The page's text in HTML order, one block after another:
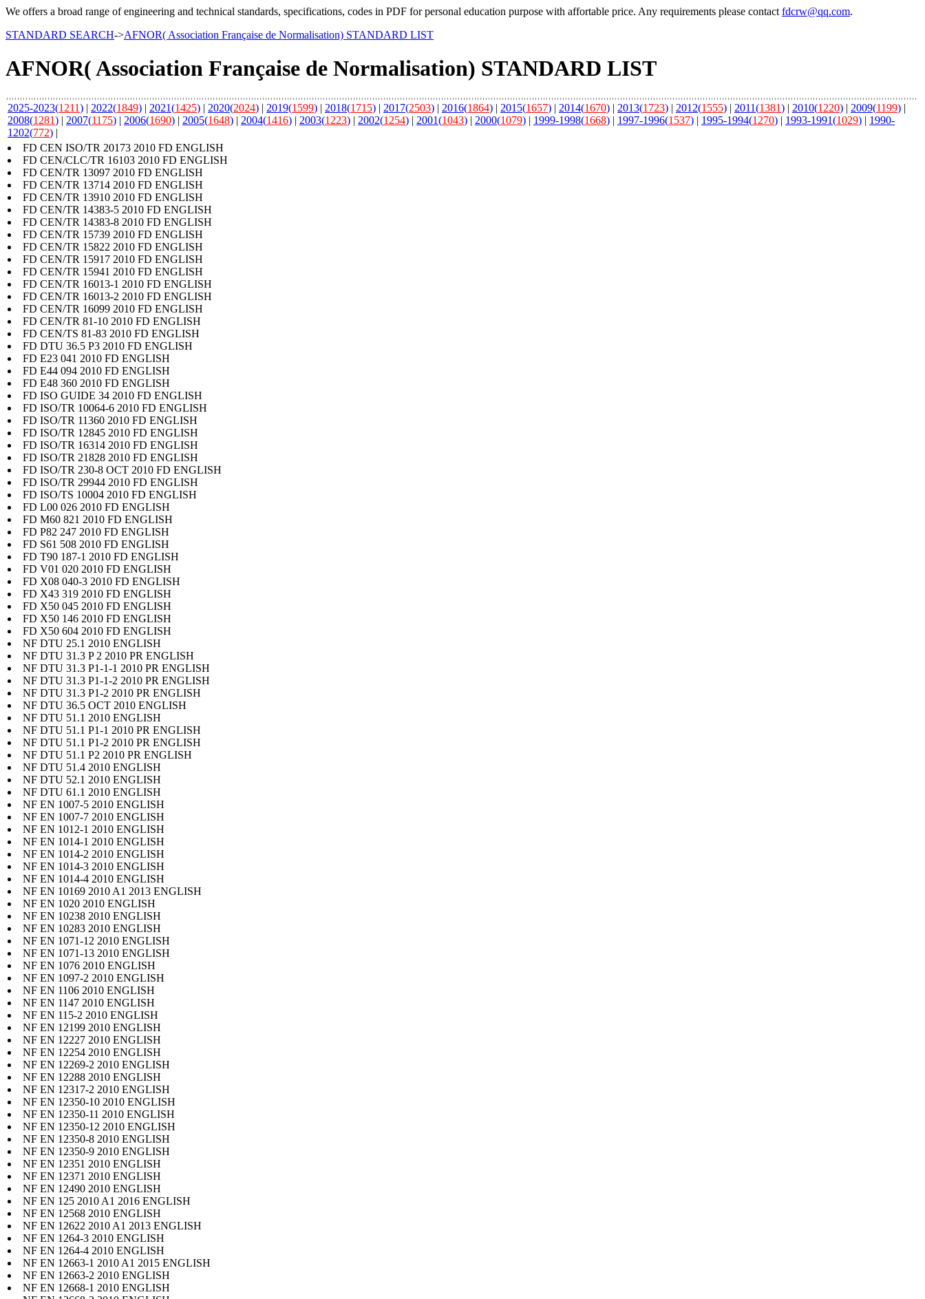
We offers a broad range of engineering and technical standards, specifications, codes in PDF for personal education purpose with affortable price. Any requirements please contact fdcrw@qq.com.
STANDARD SEARCH->AFNOR( Association Française de Normalisation) STANDARD LIST
AFNOR( Association Française de Normalisation) STANDARD LIST
2025-2023(1211) | 2022(1849) | 2021(1425) | 2020(2024) | 2019(1599) | 2018(1715) | 2017(2503) | 2016(1864) | 2015(1657) | 2014(1670) | 2013(1723) | 2012(1555) | 2011(1381) | 2010(1220) | 2009(1199) |
2008(1281) | 2007(1175) | 2006(1690) | 2005(1648) | 2004(1416) | 2003(1223) | 2002(1254) | 2001(1043) | 2000(1079) | 1999-1998(1668) | 1997-1996(1537) | 1995-1994(1270) | 1993-1991(1029) | 1990-
1202(772) |
FD CEN ISO/TR 20173 2010 FD ENGLISH
FD CEN/CLC/TR 16103 2010 FD ENGLISH
FD CEN/TR 13097 2010 FD ENGLISH
FD CEN/TR 13714 2010 FD ENGLISH
FD CEN/TR 13910 2010 FD ENGLISH
FD CEN/TR 14383-5 2010 FD ENGLISH
FD CEN/TR 14383-8 2010 FD ENGLISH
FD CEN/TR 15739 2010 FD ENGLISH
FD CEN/TR 15822 2010 FD ENGLISH
FD CEN/TR 15917 2010 FD ENGLISH
FD CEN/TR 15941 2010 FD ENGLISH
FD CEN/TR 16013-1 2010 FD ENGLISH
FD CEN/TR 16013-2 2010 FD ENGLISH
FD CEN/TR 16099 2010 FD ENGLISH
FD CEN/TR 81-10 2010 FD ENGLISH
FD CEN/TS 81-83 2010 FD ENGLISH
FD DTU 36.5 P3 2010 FD ENGLISH
FD E23 041 2010 FD ENGLISH
FD E44 094 2010 FD ENGLISH
FD E48 360 2010 FD ENGLISH
FD ISO GUIDE 34 2010 FD ENGLISH
FD ISO/TR 10064-6 2010 FD ENGLISH
FD ISO/TR 11360 2010 FD ENGLISH
FD ISO/TR 12845 2010 FD ENGLISH
FD ISO/TR 16314 2010 FD ENGLISH
FD ISO/TR 21828 2010 FD ENGLISH
FD ISO/TR 230-8 OCT 2010 FD ENGLISH
FD ISO/TR 29944 2010 FD ENGLISH
FD ISO/TS 10004 2010 FD ENGLISH
FD L00 026 2010 FD ENGLISH
FD M60 821 2010 FD ENGLISH
FD P82 247 2010 FD ENGLISH
FD S61 508 2010 FD ENGLISH
FD T90 187-1 2010 FD ENGLISH
FD V01 020 2010 FD ENGLISH
FD X08 040-3 2010 FD ENGLISH
FD X43 319 2010 FD ENGLISH
FD X50 045 2010 FD ENGLISH
FD X50 146 2010 FD ENGLISH
FD X50 604 2010 FD ENGLISH
NF DTU 25.1 2010 ENGLISH
NF DTU 31.3 P 2 2010 PR ENGLISH
NF DTU 31.3 P1-1-1 2010 PR ENGLISH
NF DTU 31.3 P1-1-2 2010 PR ENGLISH
NF DTU 31.3 P1-2 2010 PR ENGLISH
NF DTU 36.5 OCT 2010 ENGLISH
NF DTU 51.1 2010 ENGLISH
NF DTU 51.1 P1-1 2010 PR ENGLISH
NF DTU 51.1 P1-2 2010 PR ENGLISH
NF DTU 51.1 P2 2010 PR ENGLISH
NF DTU 51.4 2010 ENGLISH
NF DTU 52.1 2010 ENGLISH
NF DTU 61.1 2010 ENGLISH
NF EN 1007-5 2010 ENGLISH
NF EN 1007-7 2010 ENGLISH
NF EN 1012-1 2010 ENGLISH
NF EN 1014-1 2010 ENGLISH
NF EN 1014-2 2010 ENGLISH
NF EN 1014-3 2010 ENGLISH
NF EN 1014-4 2010 ENGLISH
NF EN 10169 2010 A1 2013 ENGLISH
NF EN 1020 2010 ENGLISH
NF EN 10238 2010 ENGLISH
NF EN 10283 2010 ENGLISH
NF EN 1071-12 2010 ENGLISH
NF EN 1071-13 2010 ENGLISH
NF EN 1076 2010 ENGLISH
NF EN 1097-2 2010 ENGLISH
NF EN 1106 2010 ENGLISH
NF EN 1147 2010 ENGLISH
NF EN 115-2 2010 ENGLISH
NF EN 12199 2010 ENGLISH
NF EN 12227 2010 ENGLISH
NF EN 12254 2010 ENGLISH
NF EN 12269-2 2010 ENGLISH
NF EN 12288 2010 ENGLISH
NF EN 12317-2 2010 ENGLISH
NF EN 12350-10 2010 ENGLISH
NF EN 12350-11 2010 ENGLISH
NF EN 12350-12 2010 ENGLISH
NF EN 12350-8 2010 ENGLISH
NF EN 12350-9 2010 ENGLISH
NF EN 12351 2010 ENGLISH
NF EN 12371 2010 ENGLISH
NF EN 12490 2010 ENGLISH
NF EN 125 2010 A1 2016 ENGLISH
NF EN 12568 2010 ENGLISH
NF EN 12622 2010 A1 2013 ENGLISH
NF EN 1264-3 2010 ENGLISH
NF EN 1264-4 2010 ENGLISH
NF EN 12663-1 2010 A1 2015 ENGLISH
NF EN 12663-2 2010 ENGLISH
NF EN 12668-1 2010 ENGLISH